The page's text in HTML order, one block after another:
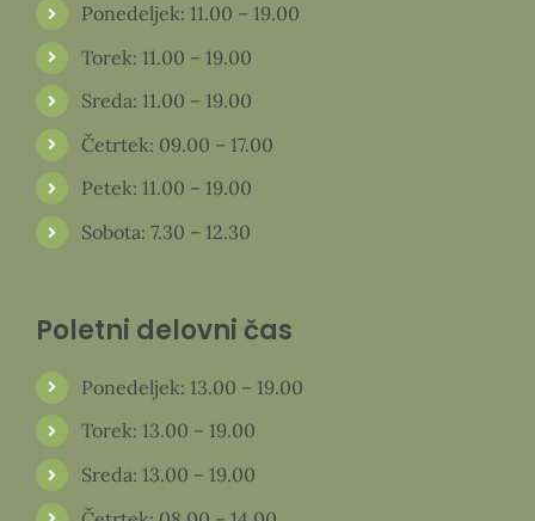
Ponedeljek: 11.00 – 19.00
Torek: 11.00 – 19.00
Sreda: 11.00 – 19.00
Četrtek: 09.00 – 17.00
Petek: 11.00 – 19.00
Sobota: 7.30 – 12.30
Poletni delovni čas
Ponedeljek: 13.00 – 19.00
Torek: 13.00 – 19.00
Sreda: 13.00 – 19.00